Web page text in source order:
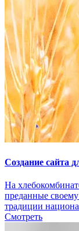
Создание сайта
На
преданные
традиции
Смотреть